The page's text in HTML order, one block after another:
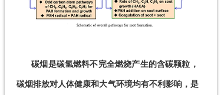
      碳烟是碳氢燃料不完全燃烧产生的含碳颗粒，
碳烟排放对人体健康和大气环境均有不利影响，是